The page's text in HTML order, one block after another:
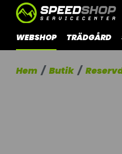
WEBSHOP TRÄDGÅRD
Hem Butik